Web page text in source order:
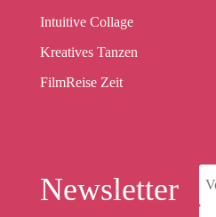
Intuitive Collage
Kreatives Tanzen
FilmReise Zeit
Newsletter